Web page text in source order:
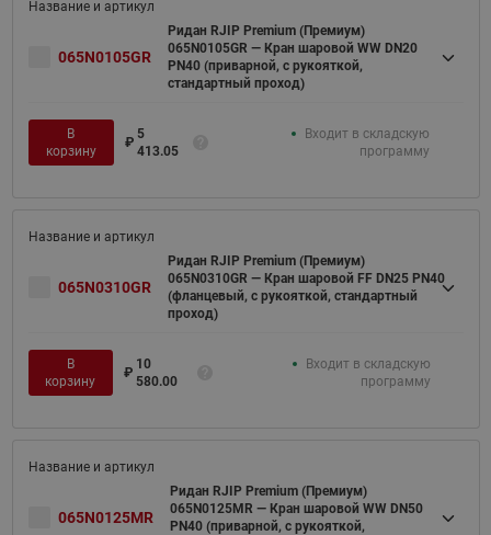
065N0105GR
Ридан RJIP Premium (Премиум)
065N0105GR — Кран шаровой WW DN20
PN40 (приварной, с рукояткой,
стандартный проход)
В
корзину
₽
5
413.05
Входит в складскую
программу
065N0310GR
Ридан RJIP Premium (Премиум)
065N0310GR — Кран шаровой FF DN25 PN40
(фланцевый, с рукояткой, стандартный
проход)
В
корзину
₽
10
580.00
Входит в складскую
программу
065N0125MR
Ридан RJIP Premium (Премиум)
065N0125MR — Кран шаровой WW DN50
PN40 (приварной, с рукояткой,